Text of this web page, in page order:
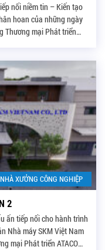
nối niềm tin – Kiến tạo
hoan của những ngày
Thương mại Phát triển
NHÀ XƯỞNG CÔNG NGHIỆP
2
ấn tiếp nối cho hành trình
Nhà máy SKM Việt Nam
mại Phát triển ATACO